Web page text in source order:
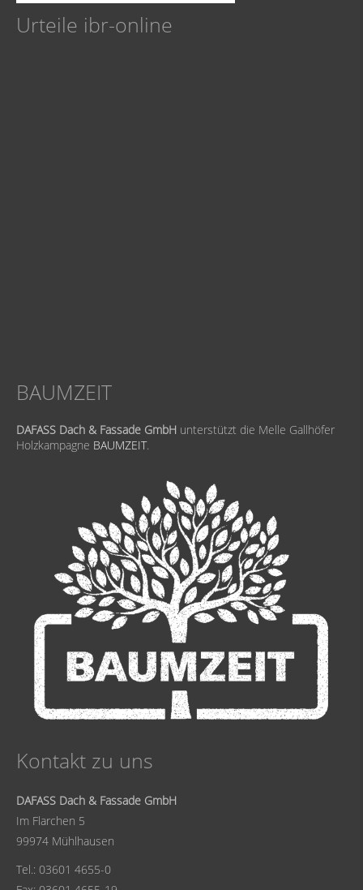
Urteile ibr-online
BAUMZEIT
DAFASS Dach & Fassade GmbH unterstützt die Melle Gallhöfer
Holzkampagne BAUMZEIT.
Kontakt zu uns
DAFASS Dach & Fassade GmbH
Im Flarchen 5
99974 Mühlhausen
Tel.: 03601 4655-0